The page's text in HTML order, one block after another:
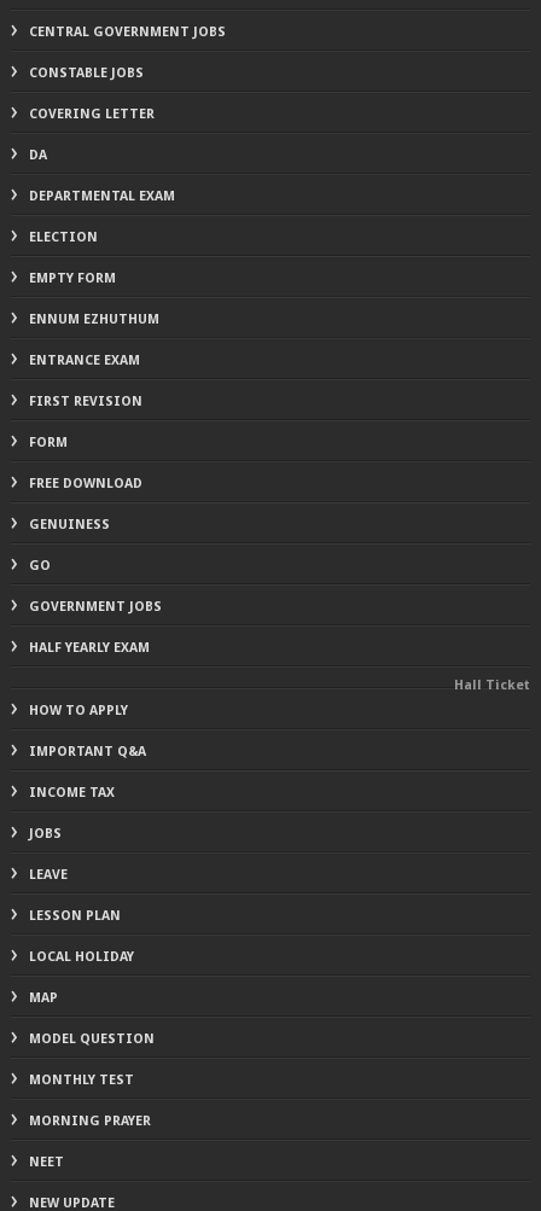
CENTRAL GOVERNMENT JOBS
CONSTABLE JOBS
COVERING LETTER
DA
DEPARTMENTAL EXAM
ELECTION
EMPTY FORM
ENNUM EZHUTHUM
ENTRANCE EXAM
FIRST REVISION
FORM
FREE DOWNLOAD
GENUINESS
GO
GOVERNMENT JOBS
HALF YEARLY EXAM
Hall Ticket
HOW TO APPLY
IMPORTANT Q&A
INCOME TAX
JOBS
LEAVE
LESSON PLAN
LOCAL HOLIDAY
MAP
MODEL QUESTION
MONTHLY TEST
MORNING PRAYER
NEET
NEW UPDATE